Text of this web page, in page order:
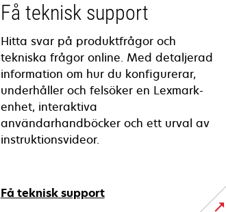
Få teknisk support
Hitta svar på produktfrågor och
tekniska frågor online. Med detaljerad
information om hur du konfigurerar,
underhåller och felsöker en Lexmark-
enhet, interaktiva
användarhandböcker och ett urval av
instruktionsvideor.
Få teknisk support